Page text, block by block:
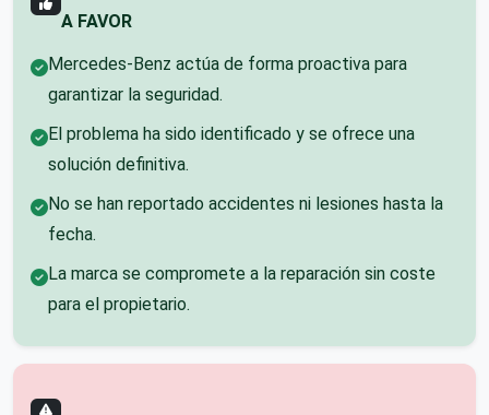
A FAVOR
Mercedes-Benz actúa de forma proactiva para
garantizar la seguridad.
El problema ha sido identificado y se ofrece una
solución definitiva.
No se han reportado accidentes ni lesiones hasta la
fecha.
La marca se compromete a la reparación sin coste
para el propietario.